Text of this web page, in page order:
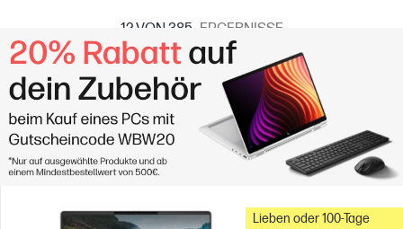
12VON 385 ERGEBNISSE
Lieben oder 100-Tage